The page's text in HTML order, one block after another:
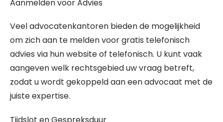
Aanmelden voor Advies
Veel advocatenkantoren bieden de mogelijkheid
om zich aan te melden voor gratis telefonisch
advies via hun website of telefonisch. U kunt vaak
aangeven welk rechtsgebied uw vraag betreft,
zodat u wordt gekoppeld aan een advocaat met de
juiste expertise.